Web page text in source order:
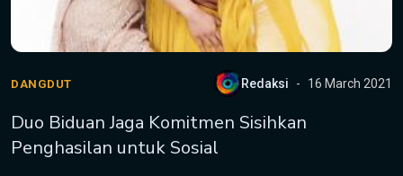
DANGDUT Redaksi 16 March 2021
Duo Biduan Jaga Komitmen Sisihkan
Penghasilan untuk Sosial